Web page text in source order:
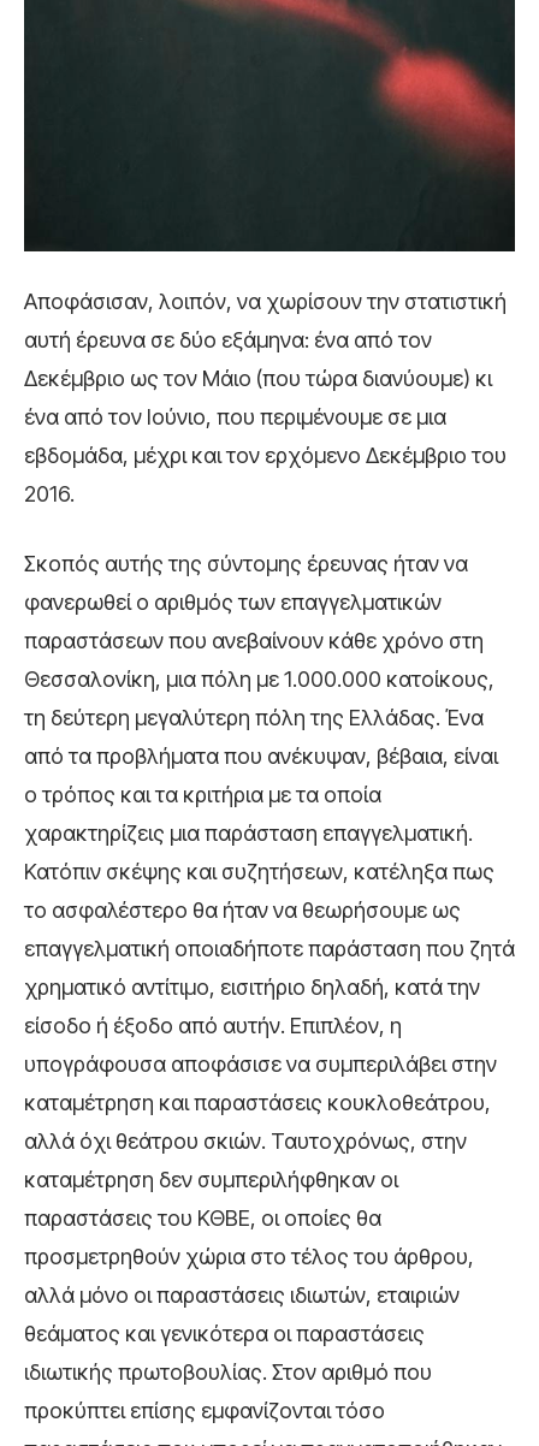
Αποφάσισαν, λοιπόν, να χωρίσουν την στατιστική
αυτή έρευνα σε δύο εξάμηνα: ένα από τον
Δεκέμβριο ως τον Μάιο (που τώρα διανύουμε) κι
ένα από τον Ιούνιο, που περιμένουμε σε μια
εβδομάδα, μέχρι και τον ερχόμενο Δεκέμβριο του
2016.
Σκοπός αυτής της σύντομης έρευνας ήταν να
φανερωθεί ο αριθμός των επαγγελματικών
παραστάσεων που ανεβαίνουν κάθε χρόνο στη
Θεσσαλονίκη, μια πόλη με 1.000.000 κατοίκους,
τη δεύτερη μεγαλύτερη πόλη της Ελλάδας. Ένα
από τα προβλήματα που ανέκυψαν, βέβαια, είναι
ο τρόπος και τα κριτήρια με τα οποία
χαρακτηρίζεις μια παράσταση επαγγελματική.
Κατόπιν σκέψης και συζητήσεων, κατέληξα πως
το ασφαλέστερο θα ήταν να θεωρήσουμε ως
επαγγελματική οποιαδήποτε παράσταση που ζητά
χρηματικό αντίτιμο, εισιτήριο δηλαδή, κατά την
είσοδο ή έξοδο από αυτήν. Επιπλέον, η
υπογράφουσα αποφάσισε να συμπεριλάβει στην
καταμέτρηση και παραστάσεις κουκλοθεάτρου,
αλλά όχι θεάτρου σκιών. Ταυτοχρόνως, στην
καταμέτρηση δεν συμπεριλήφθηκαν οι
παραστάσεις του ΚΘΒΕ, οι οποίες θα
προσμετρηθούν χώρια στο τέλος του άρθρου,
αλλά μόνο οι παραστάσεις ιδιωτών, εταιριών
θεάματος και γενικότερα οι παραστάσεις
ιδιωτικής πρωτοβουλίας. Στον αριθμό που
προκύπτει επίσης εμφανίζονται τόσο